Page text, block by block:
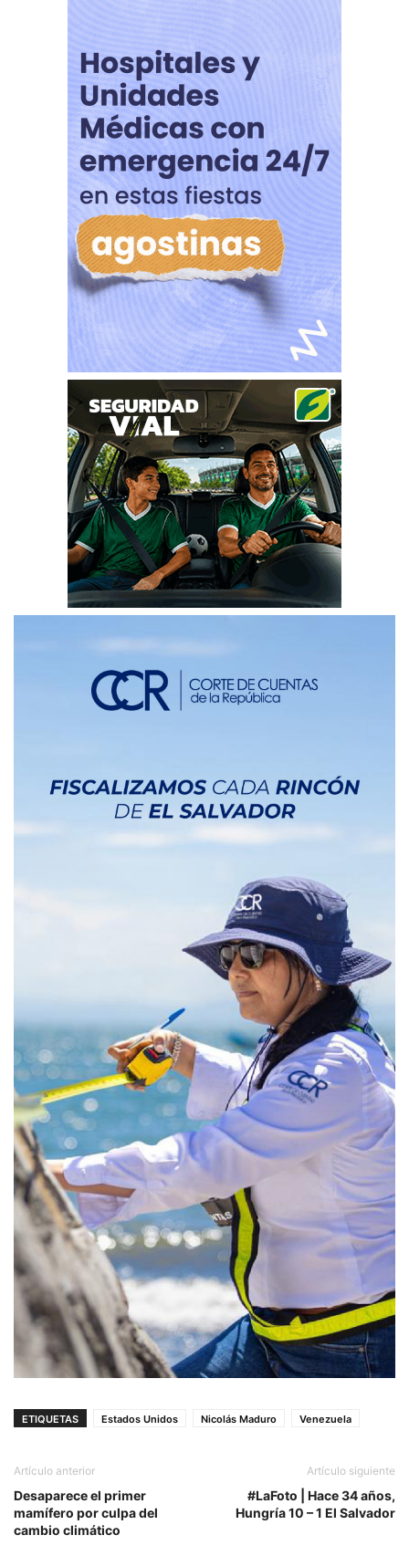
ETIQUETAS Estados Unidos Nicolás Maduro Venezuela
Artículo anterior
Desaparece el primer
mamífero por culpa del
cambio climático
Artículo siguiente
#LaFoto | Hace 34 años,
Hungría 10 – 1 El Salvador